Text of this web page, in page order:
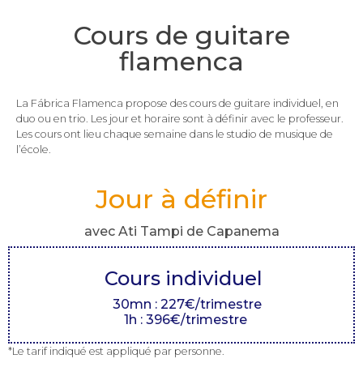
Cours de guitare
flamenca
La Fábrica Flamenca propose des cours de guitare individuel, en
duo ou en trio. Les jour et horaire sont à définir avec le professeur.
Les cours ont lieu chaque semaine dans le studio de musique de
l’école.
Jour à définir
avec Ati Tampi de Capanema
Cours individuel
30mn : 227€/trimestre
1h : 396€/trimestre
*Le tarif indiqué est appliqué par personne.